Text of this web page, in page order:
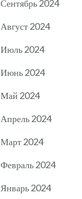
Сентябрь 2024
Август 2024
Июль 2024
Июнь 2024
Май 2024
Апрель 2024
Март 2024
Февраль 2024
Январь 2024